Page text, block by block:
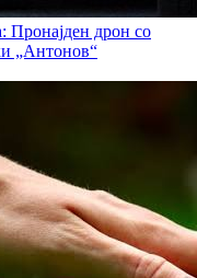
Пронајден дрон со
„Антонов“